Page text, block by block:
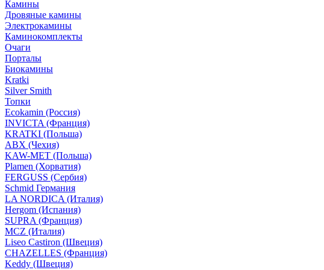
Камины
Дровяные камины
Электрокамины
Каминокомплекты
Очаги
Порталы
Биокамины
Kratki
Silver Smith
Топки
Ecokamin (Россия)
INVICTA (Франция)
KRATKI (Польша)
ABX (Чехия)
KAW-MET (Польша)
Plamen (Хорватия)
FERGUSS (Сербия)
Schmid Германия
LA NORDICA (Италия)
Hergom (Испания)
SUPRA (Франция)
MCZ (Италия)
Liseo Castiron (Швеция)
CHAZELLES (Франция)
Keddy (Швеция)